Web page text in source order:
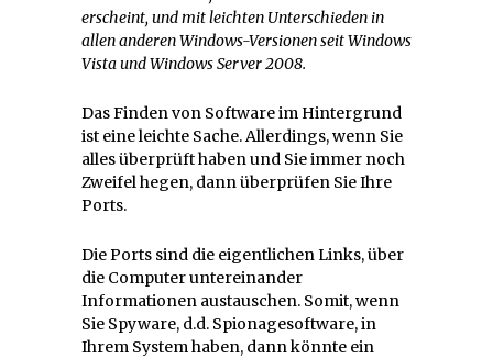
erscheint, und mit leichten Unterschieden in
allen anderen Windows-Versionen seit Windows
Vista und Windows Server 2008.
Das Finden von Software im Hintergrund
ist eine leichte Sache. Allerdings, wenn Sie
alles überprüft haben und Sie immer noch
Zweifel hegen, dann überprüfen Sie Ihre
Ports.
Die Ports sind die eigentlichen Links, über
die Computer untereinander
Informationen austauschen. Somit, wenn
Sie Spyware, d.d. Spionagesoftware, in
Ihrem System haben, dann könnte ein